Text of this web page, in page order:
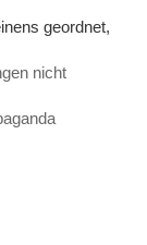
geordnet,
nicht